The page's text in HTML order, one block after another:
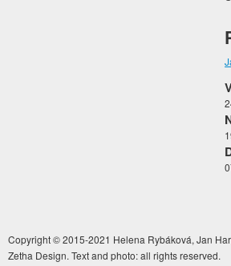
Copyright © 2015-2021 Helena Rybáková, Jan
Zetha Design. Text and photo: all rights reserved.